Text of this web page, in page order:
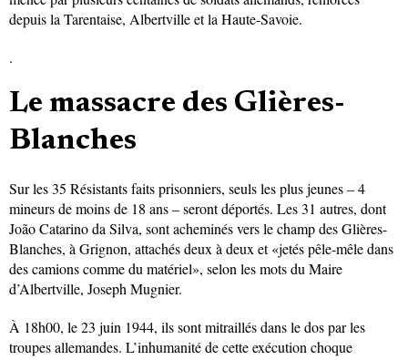
depuis la Tarentaise, Albertville et la Haute-Savoie.
.
Le massacre des Glières-
Blanches
Sur les 35 Résistants faits prisonniers, seuls les plus jeunes – 4
mineurs de moins de 18 ans – seront déportés. Les 31 autres, dont
João Catarino da Silva, sont acheminés vers le champ des Glières-
Blanches, à Grignon, attachés deux à deux et «jetés pêle-mêle dans
des camions comme du matériel», selon les mots du Maire
d’Albertville, Joseph Mugnier.
À 18h00, le 23 juin 1944, ils sont mitraillés dans le dos par les
troupes allemandes. L’inhumanité de cette exécution choque